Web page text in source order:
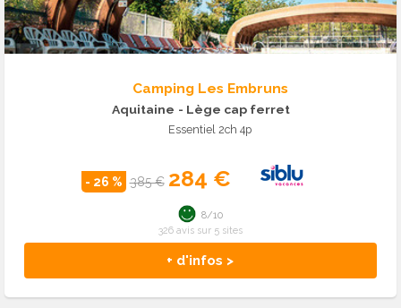
Camping Les Embruns
Aquitaine - Lège cap ferret
Essentiel 2ch 4p
- 26 % 385 € 284 €
+ d'infos >
8/10
326 avis sur 5 sites